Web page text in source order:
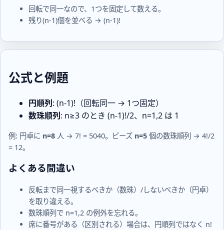
回転で同一なので、1つを固定して数える。
残り(n-1)個を並べる → (n-1)!
公式と例題
円順列: (n-1)! （回転同一 → 1つ固定）
数珠順列: n≥3 のとき (n-1)!/2、 n=1,2 は 1
例: 円卓に n=8 人 → 7! = 5040。ビーズ n=5 個の数珠順列 → 4!/2
= 12。
よくある間違い
反転まで同一視するべきか（数珠）/しないべきか（円卓）
を取り違える。
数珠順列で n=1,2 の例外を忘れる。
席に番号がある（区別される）場合は、円順列ではなく n!